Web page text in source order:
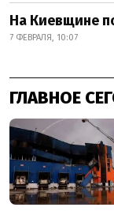
На Киевщине
7 ФЕВРАЛЯ, 10:07
ГЛАВНОЕ